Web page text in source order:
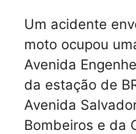
Um acidente
moto ocupou
Avenida
da estação de
Avenida
Bombeiros e da